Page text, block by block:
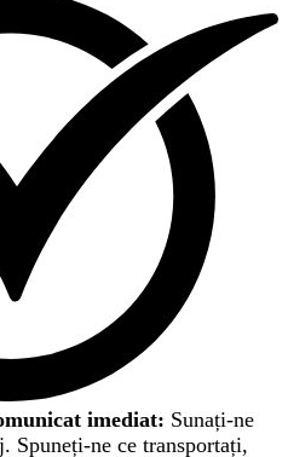
imediat: Sunați-ne
Spuneți-ne ce transportați,